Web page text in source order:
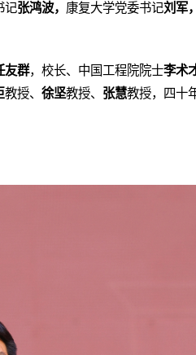
记张鸿波， 康复大学党委书记刘军，
友群，校长、中国工程院院士李术
教授、 徐坚教授、 张慧教授，四十